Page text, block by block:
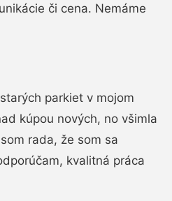
či cena. Nemáme
parkiet v mojom
kúpou nových, no všimla
rada, že som sa
kvalitná práca